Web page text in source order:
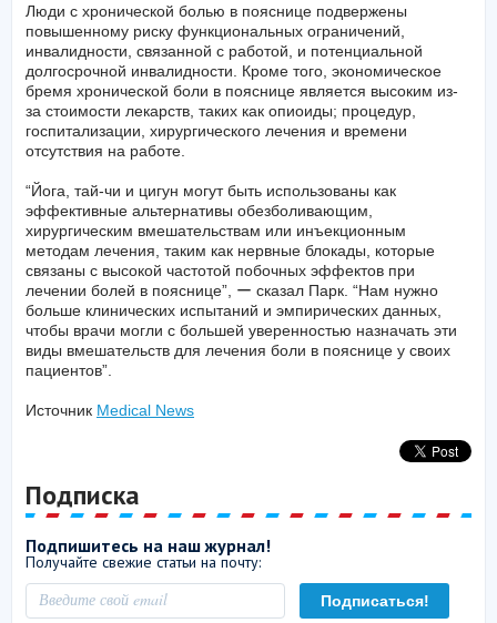
Люди с хронической болью в пояснице подвержены
повышенному риску функциональных ограничений,
инвалидности, связанной с работой, и потенциальной
долгосрочной инвалидности. Кроме того, экономическое
бремя хронической боли в пояснице является высоким из-
за стоимости лекарств, таких как опиоиды; процедур,
госпитализации, хирургического лечения и времени
отсутствия на работе.
“Йога, тай-чи и цигун могут быть использованы как
эффективные альтернативы обезболивающим,
хирургическим вмешательствам или инъекционным
методам лечения, таким как нервные блокады, которые
связаны с высокой частотой побочных эффектов при
лечении болей в пояснице”, ー сказал Парк. “Нам нужно
больше клинических испытаний и эмпирических данных,
чтобы врачи могли с большей уверенностью назначать эти
виды вмешательств для лечения боли в пояснице у своих
пациентов”.
Источник Medical News
Подписка
Подпишитесь на наш журнал!
Получайте свежие статьи на почту: